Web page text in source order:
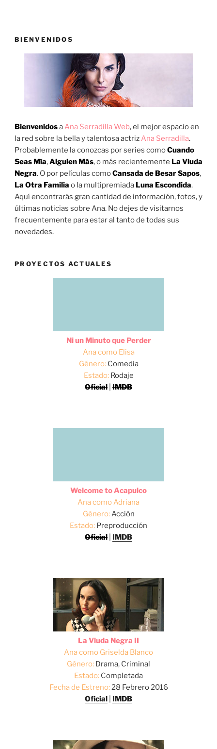
BIENVENIDOS
BienvenidosaAna Serradilla Web, el mejor espacio en
la red sobre la bella y talentosa actrizAna Serradilla.
Probablemente la conozcas por series comoCuando
Seas Mía,Alguien Más, o más recientemente La Viuda
Negra. O por películas comoCansada de Besar Sapos,
La Otra Familia o la multipremiada Luna Escondida.
Aquí encontrarás gran cantidad de información, fotos, y
últimas noticias sobre Ana. No dejes de visitarnos
frecuentemente para estar al tanto de todas sus
novedades.
PROYECTOS ACTUALES
Ni un Minuto que Perder
Ana como Elisa
Género:Comedia
Estado:Rodaje
Oficial IMDB
Welcome to Acapulco
Ana como Adriana
Género:Acción
Estado: Preproducción
Oficial
IMDB
La Viuda Negra II
Ana como Griselda Blanco
Género: Drama, Criminal
Estado: Completada
Fecha de Estreno:28 Febrero 2016
Oficial
IMDB